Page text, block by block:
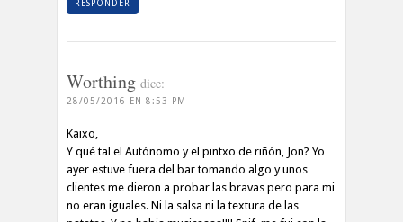
RESPONDER
Worthing dice:
28/05/2016 EN 8:53 PM
Kaixo,
Y qué tal el Autónomo y el pintxo de riñón, Jon? Yo
ayer estuve fuera del bar tomando algo y unos
clientes me dieron a probar las bravas pero para mi
no eran iguales. Ni la salsa ni la textura de las